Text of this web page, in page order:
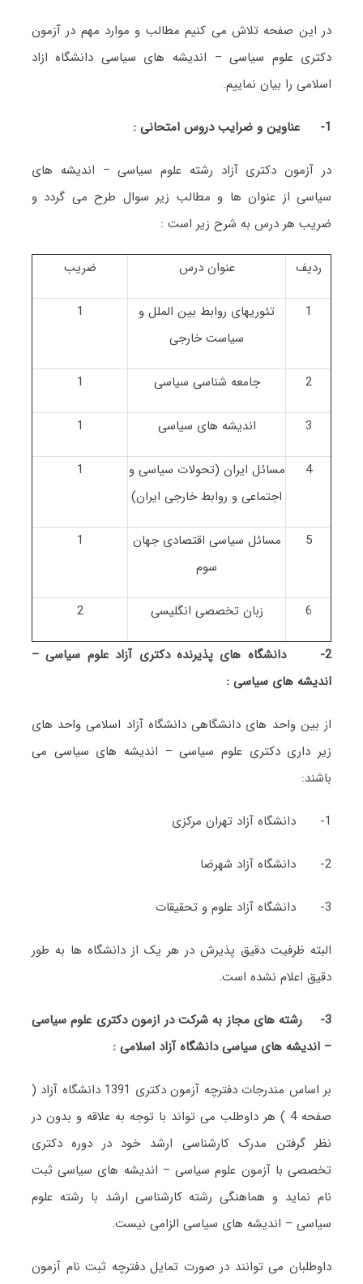
در این صفحه تلاش می کنیم مطالب و موارد مهم در آزمون
دکتری علوم سیاسی – اندیشه های سیاسی دانشگاه ازاد
اسلامی را بیان نماییم.
1- عناوین و ضرایب دروس امتحانی :
در آزمون دکتری آزاد رشته علوم سیاسی – اندیشه های
سیاسی از عنوان ها و مطالب زیر سوال طرح می گردد و
ضریب هر درس به شرح زیر است :
ردیف عنوان درس ضریب
1
تئوریهای روابط بین الملل و
سیاست خارجی
1
2 جامعه شناسی سیاسی 1
3 اندیشه های سیاسی 1
4
مسائل ایران (تحولات سیاسی و
اجتماعی و روابط خارجی ایران)
1
5
مسائل سیاسی اقتصادی جهان
سوم
1
6 زبان تخصصی انگلیسی 2
2-
دانشگاه های پذیرنده دکتری آزاد علوم سیاسی –
اندیشه های سیاسی :
از بین واحد های دانشگاهی دانشگاه آزاد اسلامی واحد های
زیر داری دکتری علوم سیاسی – اندیشه های سیاسی می
باشند:
1- دانشگاه آزاد تهران مرکزی
2- دانشگاه آزاد شهرضا
3- دانشگاه آزاد علوم و تحقیقات
البته ظرفیت دقیق پذیرش در هر یک از دانشگاه ها به طور
دقیق اعلام نشده است.
3-
رشته های مجاز به شرکت در ازمون دکتری علوم سیاسی
– اندیشه های سیاسی دانشگاه آزاد اسلامی :
بر اساس مندرجات دفترچه آزمون دکتری 1391 دانشگاه آزاد (
صفحه 4 ) هر داوطلب می تواند با توجه به علاقه و بدون در
نظر گرفتن مدرک کارشناسی ارشد خود در دوره دکتری
تخصصی با آزمون علوم سیاسی – اندیشه های سیاسی ثبت
نام نماید و هماهنگی رشته کارشناسی ارشد با رشته علوم
سیاسی – اندیشه های سیاسی الزامی نیست.
داوطلبان می توانند در صورت تمایل دفترچه ثبت نام آزمون